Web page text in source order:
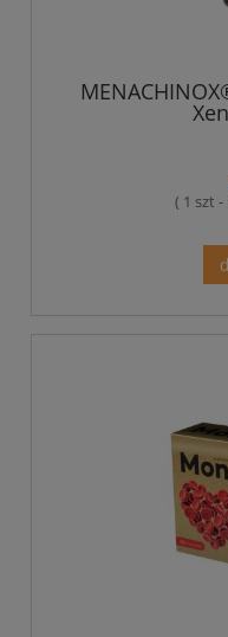
( 1 szt -